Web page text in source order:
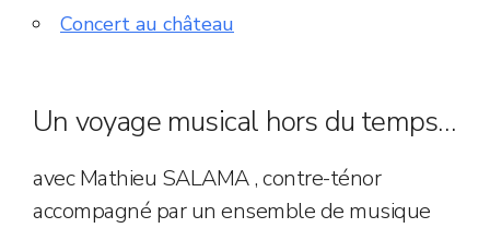
Concert au château
Un voyage musical hors du temps…
avec Mathieu SALAMA , contre-ténor
accompagné par un ensemble de musique